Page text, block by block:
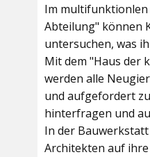
Im multifunktionlen
Abteilung" können
untersuchen, was
Mit dem "Haus der
werden alle
und aufgefordert
hinterfragen und
In der Bauwerkstatt
Architekten auf